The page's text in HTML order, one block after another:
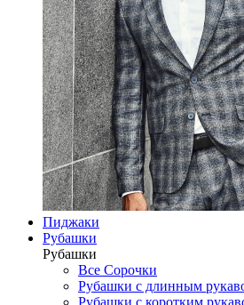
Пиджаки
Рубашки
Рубашки
Все Сорочки
Рубашки с длинным